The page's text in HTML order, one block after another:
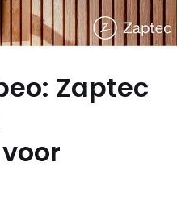
Zaptec